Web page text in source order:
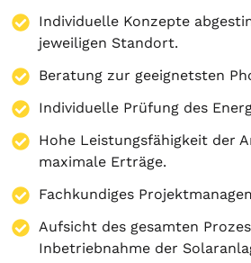
Individuelle Konzepte
jeweiligen Standort.
Beratung zur geeignetsten
Individuelle Prüfung des
Hohe Leistungsfähigkeit der
maximale Erträge.
Fachkundiges
Aufsicht des gesamten
Inbetriebnahme der